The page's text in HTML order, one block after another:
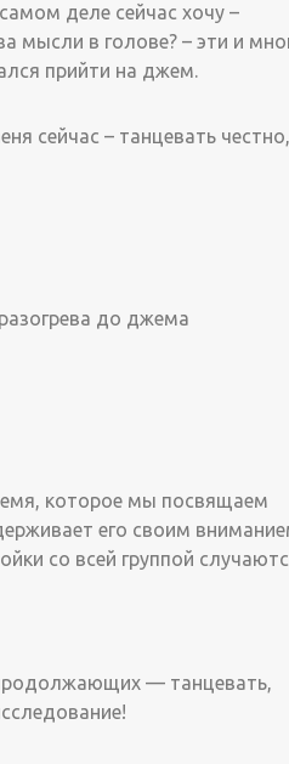
деле сейчас хочу –
мысли в голове? – эти и
прийти на джем.
сейчас – танцевать
до джема
которое мы посвящаем
его своим
со всей группой
— танцевать,